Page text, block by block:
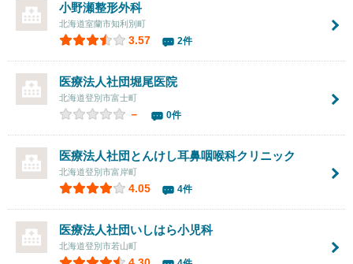
小野瀬整形外科
北海道室蘭市知利別町
3.57 2件
医療法人社団堀尾医院
北海道登別市富士町
－ 0件
医療法人社団 とんけし耳鼻咽喉科クリニック
北海道登別市富岸町
4.05 4件
医療法人社団いしはら小児科
北海道登別市若山町